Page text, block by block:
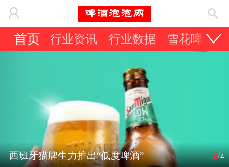
首页 行业资讯 行业数据 雪花啤酒
西班牙猫牌生力推出“低度啤酒” 2/4